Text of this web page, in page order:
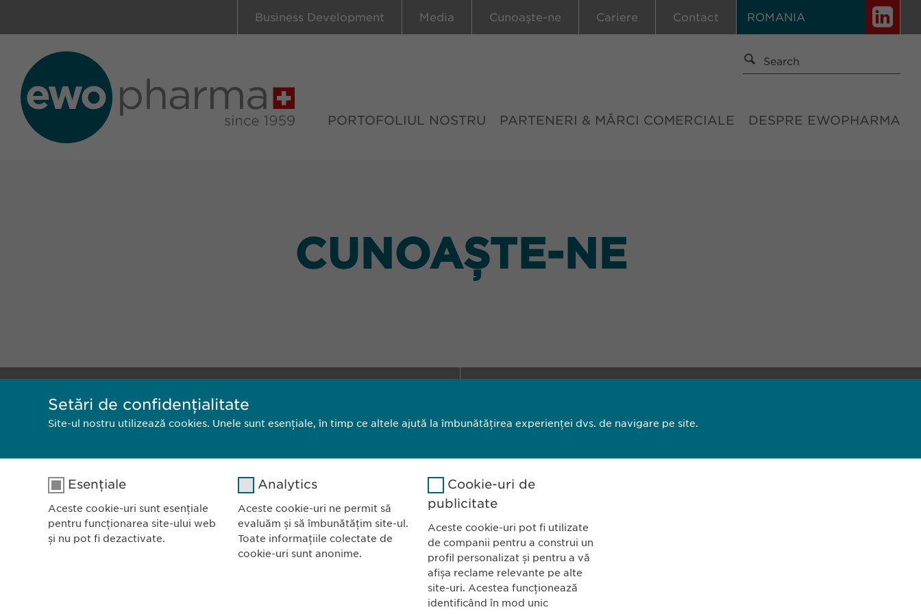
ROMANIA
Business Development Media Cunoaște-ne Cariere Contact
PORTOFOLIUL NOSTRU PARTENERI & MĂRCI COMERCIALE DESPRE EWOPHARMA
CUNOAȘTE-NE
Scara B, etaj 1, Sector 1
România
Fax: +40 21 202 93 27
Politica de confidențialitate Politica privind modulele cookie Imprimă
Setări de confidențialitate
Site-ul nostru utilizează cookies. Unele sunt esențiale, în timp ce altele ajută la îmbunătățirea experienței dvs. de navigare pe site.
Esențiale
Aceste cookie-uri sunt esențiale
pentru funcționarea site-ului web
și nu pot fi dezactivate.
Analytics
Aceste cookie-uri ne permit să
evaluăm și să îmbunătățim site-ul.
Toate informațiile colectate de
cookie-uri sunt anonime.
Cookie-uri de
publicitate
Aceste cookie-uri pot fi utilizate
de companii pentru a construi un
profil personalizat și pentru a vă
afișa reclame relevante pe alte
site-uri. Acestea funcționează
identificând în mod unic